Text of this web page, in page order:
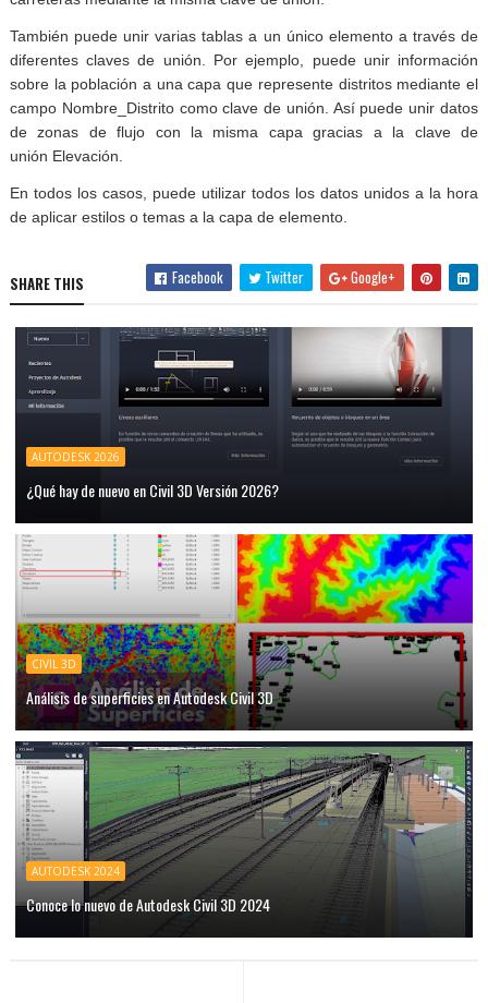
También puede unir varias tablas a un único elemento a través de
diferentes claves de unión. Por ejemplo, puede unir información
sobre la población a una capa que represente distritos mediante el
campo Nombre_Distrito como clave de unión. Así puede unir datos
de zonas de flujo con la misma capa gracias a la clave de
unión Elevación
En todos los casos, puede utilizar todos los datos unidos a la hora
de aplicar estilos o temas a la capa de elemento.
SHARE THIS Facebook Twitter Google+
AUTODESK 2026
¿Qué hay de nuevo en Civil 3D Versión 2026?
CIVIL 3D
Análisis de superficies en Autodesk Civil 3D
AUTODESK 2024
Conoce lo nuevo de Autodesk Civil 3D 2024